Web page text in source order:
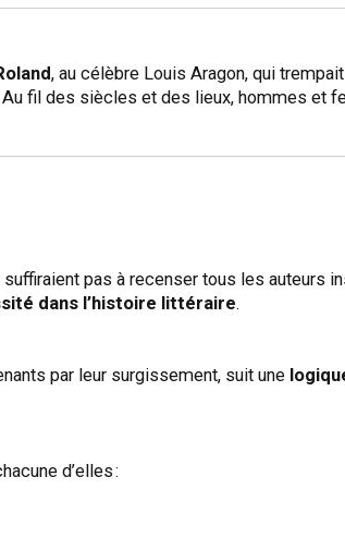
, au célèbre Louis Aragon, qui
Au fil des siècles et des lieux, hommes et
pas à recenser tous les auteurs
dans l’histoire littéraire.
par leur surgissement, suit une
d’elles :